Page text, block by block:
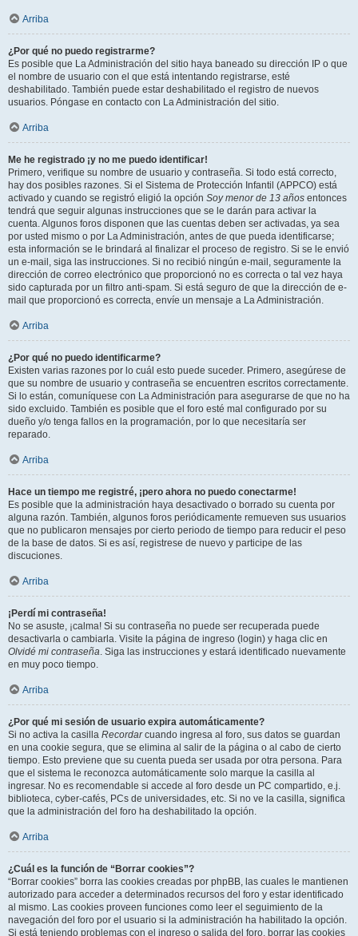
Arriba
¿Por qué no puedo registrarme?
Es posible que La Administración del sitio haya baneado su dirección IP o que
el nombre de usuario con el que está intentando registrarse, esté
deshabilitado. También puede estar deshabilitado el registro de nuevos
usuarios. Póngase en contacto con La Administración del sitio.
Arriba
Me he registrado ¡y no me puedo identificar!
Primero, verifique su nombre de usuario y contraseña. Si todo está correcto,
hay dos posibles razones. Si el Sistema de Protección Infantil (APPCO) está
activado y cuando se registró eligió la opción Soy menor de 13 años entonces
tendrá que seguir algunas instrucciones que se le darán para activar la
cuenta. Algunos foros disponen que las cuentas deben ser activadas, ya sea
por usted mismo o por La Administración, antes de que pueda identificarse;
esta información se le brindará al finalizar el proceso de registro. Si se le envió
un e-mail, siga las instrucciones. Si no recibió ningún e-mail, seguramente la
dirección de correo electrónico que proporcionó no es correcta o tal vez haya
sido capturada por un filtro anti-spam. Si está seguro de que la dirección de e-
mail que proporcionó es correcta, envíe un mensaje a La Administración.
Arriba
¿Por qué no puedo identificarme?
Existen varias razones por lo cuál esto puede suceder. Primero, asegúrese de
que su nombre de usuario y contraseña se encuentren escritos correctamente.
Si lo están, comuníquese con La Administración para asegurarse de que no ha
sido excluido. También es posible que el foro esté mal configurado por su
dueño y/o tenga fallos en la programación, por lo que necesitaría ser
reparado.
Arriba
Hace un tiempo me registré, ¡pero ahora no puedo conectarme!
Es posible que la administración haya desactivado o borrado su cuenta por
alguna razón. También, algunos foros periódicamente remueven sus usuarios
que no publicaron mensajes por cierto periodo de tiempo para reducir el peso
de la base de datos. Si es así, registrese de nuevo y participe de las
discuciones.
Arriba
¡Perdí mi contraseña!
No se asuste, ¡calma! Si su contraseña no puede ser recuperada puede
desactivarla o cambiarla. Visite la página de ingreso (login) y haga clic en
Olvidé mi contraseña. Siga las instrucciones y estará identificado nuevamente
en muy poco tiempo.
Arriba
¿Por qué mi sesión de usuario expira automáticamente?
Si no activa la casilla Recordarcuando ingresa al foro, sus datos se guardan
en una cookie segura, que se elimina al salir de la página o al cabo de cierto
tiempo. Esto previene que su cuenta pueda ser usada por otra persona. Para
que el sistema le reconozca automáticamente solo marque la casilla al
ingresar. No es recomendable si accede al foro desde un PC compartido, e.j.
biblioteca, cyber-cafés, PCs de universidades, etc. Si no ve la casilla, significa
que la administración del foro ha deshabilitado la opción.
Arriba
¿Cuál es la función de “Borrar cookies”?
“Borrar cookies” borra las cookies creadas por phpBB, las cuales le mantienen
autorizado para acceder a determinados recursos del foro y estar identificado
al mismo. Las cookies proveen funciones como leer el seguimiento de la
navegación del foro por el usuario si la administración ha habilitado la opción.
Si está teniendo problemas con el ingreso o salida del foro, borrar las cookies